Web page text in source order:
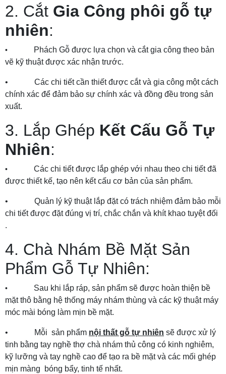
2. Cắt Gia Công phôi gỗ tự
nhiên:
•
Phách Gỗ được lựa chọn và cắt gia công theo bản
vẽ kỹ thuật được xác nhận trước.
• Các chi tiết cần thiết được cắt và gia công một cách
chính xác để đảm bảo sự chính xác và đồng đều trong sản
xuất.
3. Lắp Ghép Kết Cấu Gỗ Tự
Nhiên:
•
Các chi tiết được lắp ghép với nhau theo chi tiết đã
được thiết kế, tạo nên kết cấu cơ bản của sản phẩm.
• Quản lý kỹ thuật lắp đặt có trách nhiệm đảm bảo mỗi
chi tiết được đặt đúng vị trí, chắc chắn và khít khao tuyệt đối
.
4. Chà Nhám Bề Mặt Sản
Phẩm Gỗ Tự Nhiên:
•
Sau khi lắp ráp, sản phẩm sẽ được hoàn thiện bề
mặt thô bằng hệ thống máy nhám thùng và các kỹ thuật máy
móc mài bóng làm mịn bề mặt.
• Mỗi sản phẩm nội thất gỗ tự nhiên sẽ được xử lý
tinh bằng tay nghề thợ chà nhám thủ công có kinh nghiêm,
kỹ lưỡng và tay nghề cao để tạo ra bề mặt và các mối ghép
mịn màng bóng bẩy, tinh tế nhất.